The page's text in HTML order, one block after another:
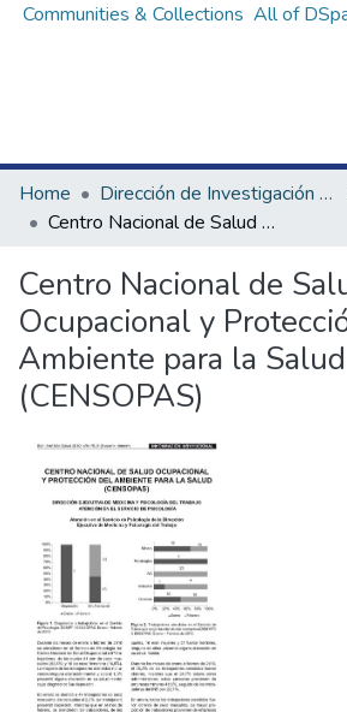
Communities & Collections All of
Home
Dirección de Investigación e Innovación en Salud
Centro Nacional de Salud Ocupacional y Protección del Ambiente para la Salud (CENSOPAS)
Centro Nacional de
Ocupacional y
Ambiente para la Salud
(CENSOPAS)